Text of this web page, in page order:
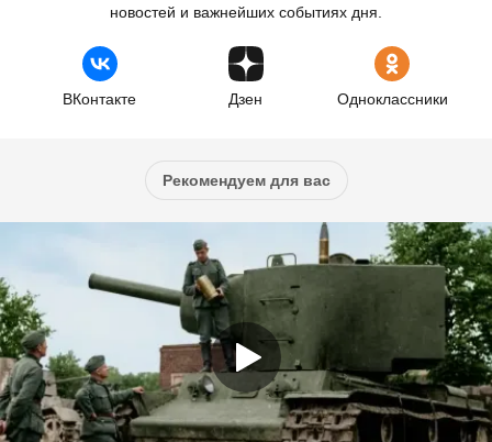
новостей и важнейших событиях дня.
ВКонтакте Дзен Одноклассники
Рекомендуем для вас